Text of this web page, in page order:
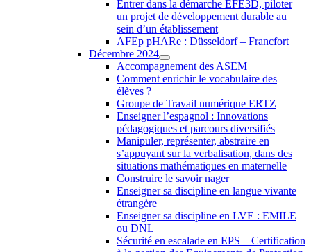
Entrer dans la démarche EFE3D, piloter
un projet de développement durable au
sein d’un établissement
AFEp pHARe : Düsseldorf – Francfort
Décembre 2024
Accompagnement des ASEM
Comment enrichir le vocabulaire des
élèves ?
Groupe de Travail numérique ERTZ
Enseigner l’espagnol : Innovations
pédagogiques et parcours diversifiés
Manipuler, représenter, abstraire en
s’appuyant sur la verbalisation, dans des
situations mathématiques en maternelle
Construire le savoir nager
Enseigner sa discipline en langue vivante
étrangère
Enseigner sa discipline en LVE : EMILE
ou DNL
Sécurité en escalade en EPS – Certification